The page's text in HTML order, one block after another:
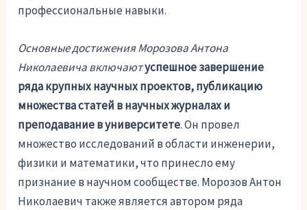
профессиональные навыки.
Основные достижения Морозова Антона
Николаевича включаютуспешное завершение
ряда крупных научных проектов, публикацию
множества статей в научных журналах и
преподавание в университете. Он провел
множество исследований в области инженерии,
физики и математики, что принесло ему
признание в научном сообществе. Морозов Антон
Николаевич также является автором ряда